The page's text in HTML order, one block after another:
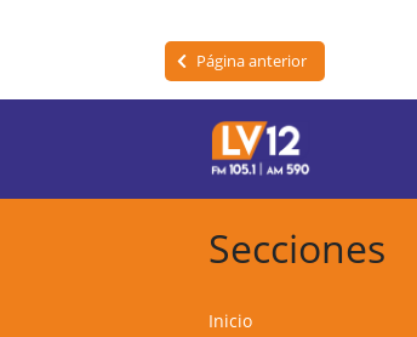
Página anterior
Secciones
Inicio